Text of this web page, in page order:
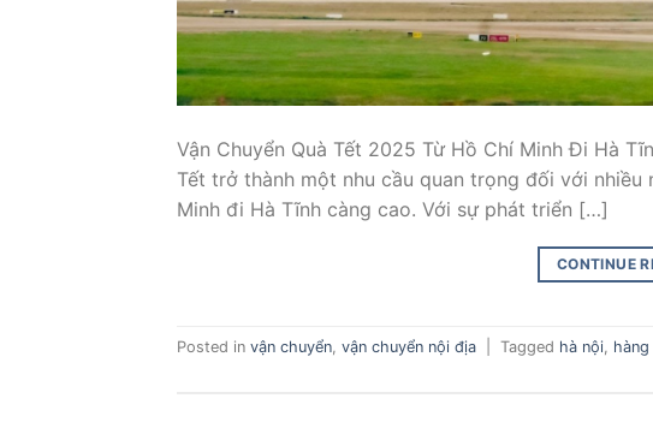
Vận Chuyển Quà Tết 2025 Từ Hồ Chí Minh Đi Hà
Tết trở thành một nhu cầu quan trọng đối với
Minh đi Hà Tĩnh càng cao. Với sự phát triển […]
CONTINUE
Posted in vận chuyển vận chuyển nội địa Tagged hà nội